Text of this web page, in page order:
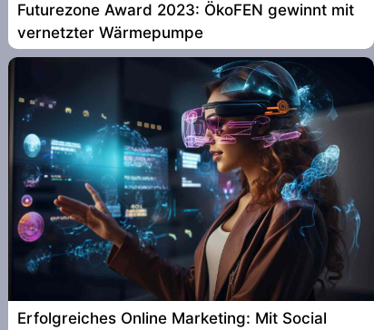
Futurezone Award 2023: ÖkoFEN gewinnt mit
vernetzter Wärmepumpe
Erfolgreiches Online Marketing: Mit Social